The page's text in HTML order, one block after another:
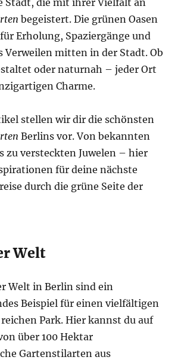
begeistert. Die grünen Oasen
Erholung, Spaziergänge und
Verweilen mitten in der Stadt. Ob
oder naturnah – jeder Ort
Charme.
stellen wir dir die schönsten
Berlins vor. Von bekannten
zu versteckten Juwelen – hier
für deine nächste
durch die grüne Seite der
Welt
Welt in Berlin sind ein
Beispiel für einen vielfältigen
Park. Hier kannst du auf
über 100 Hektar
Gartenstilarten aus